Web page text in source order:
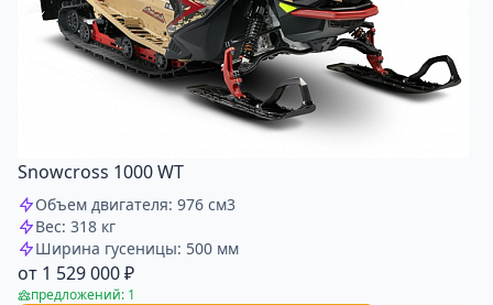
Snowcross 1000 WT
Объем двигателя: 976 см3
Вес: 318 кг
Ширина гусеницы: 500 мм
от 1 529 000 ₽
предложений: 1